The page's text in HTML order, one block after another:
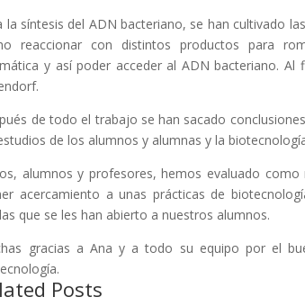
la síntesis del ADN bacteriano, se han cultivado
reaccionar con distintos productos para
y así poder acceder al ADN bacteriano.
de todo el trabajo se han sacado
de los alumnos y alumnas y la
alumnos y profesores, hemos evaluado
acercamiento a unas prácticas de
que se les han abierto a nuestros alumnos.
gracias a Ana y a todo su equipo por el
Posts